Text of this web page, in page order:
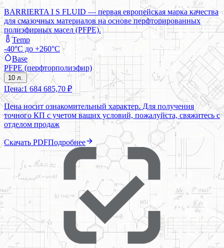
BARRIERTA I S FLUID — первая европейская марка качества
для смазочных материалов на основе перфторированных
полиэфирных масел (PFPE).
Temp
-40°C до +260°C
Base
PFPE (перфторполиэфир)
10 л.
Цена:1 684 685,70 ₽
Цена носит ознакомительный характер. Для получения
точного КП с учетом ваших условий, пожалуйста, свяжитесь с
отделом продаж
Скачать PDFПодробнее